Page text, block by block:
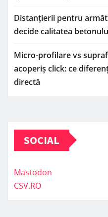
Distanțierii pentru
decide calitatea
Micro-profilare vs
acoperiș click: ce
directă
SOCIAL
Mastodon
CSV.RO